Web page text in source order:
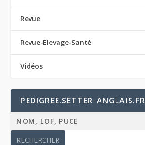
Revue
Revue-Elevage-Santé
Vidéos
PEDIGREE.SETTER-ANGLAIS.FR